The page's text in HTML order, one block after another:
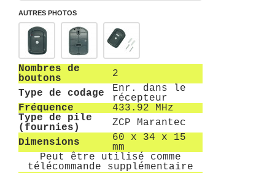
AUTRES PHOTOS
Nombres de
boutons
2
Type de codage
Enr. dans le
récepteur
Fréquence
433.92 MHz
Type de pile
(fournies)
ZCP Marantec
Dimensions
60 x 34 x 15
mm
Peut être utilisé comme
télécommande supplémentaire